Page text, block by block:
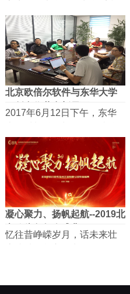
河北省力学...
北京欧倍尔软件与东华大学
开创合作共赢新局面
2017年6月12日下午，东华
器设备公共...
凝心聚力、扬帆起航--2019北
京欧倍尔年会盛典
忆往昔峥嵘岁月，话未来壮